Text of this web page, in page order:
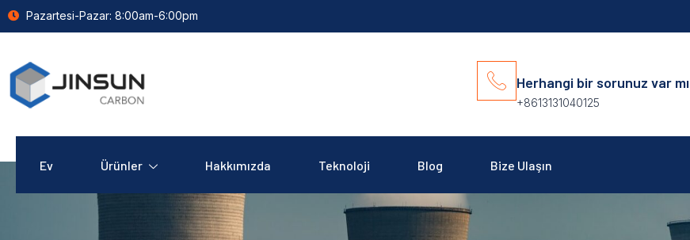
Pazartesi-Pazar: 8:00am-6:00pm
Herhangi bir sorunuz var mı
+8613131040125
Ev Ürünler Hakkımızda Teknoloji Blog Bize Ulaşın